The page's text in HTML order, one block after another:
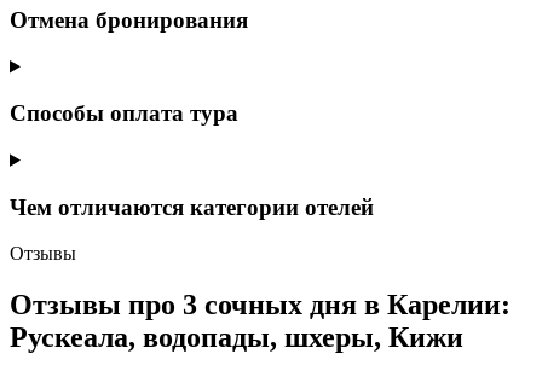
Отмена бронирования
Способы оплата тура
Чем отличаются категории отелей
Отзывы
Отзывы про 3 сочных дня в Карелии:
Рускеала, водопады, шхеры, Кижи